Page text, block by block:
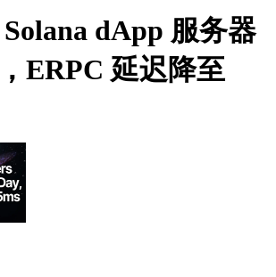
dApp 服务器
ERPC 延迟降至